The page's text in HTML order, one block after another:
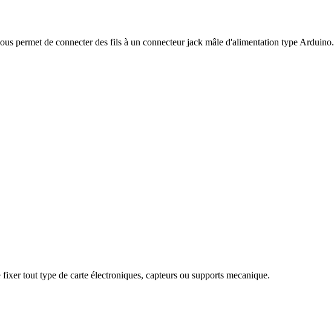
permet de connecter des fils à un connecteur jack mâle d'alimentation type Arduino.
tout type de carte électroniques, capteurs ou supports mecanique.